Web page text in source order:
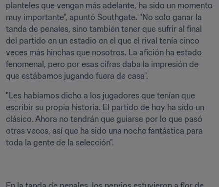
planteles que vengan más adelante, ha sido un momento
muy importante”, apuntó Southgate. “No solo ganar la
tanda de penales, sino también tener que sufrir al final
del partido en un estadio en el que el rival tenía cinco
veces más hinchas que nosotros. La afición ha estado
fenomenal, pero por esas cifras daba la impresión de
que estábamos jugando fuera de casa".
"Les habíamos dicho a los jugadores que tenían que
escribir su propia historia. El partido de hoy ha sido un
clásico. Ahora no tendrán que guiarse por lo que pasó
otras veces, así que ha sido una noche fantástica para
toda la gente de la selección”.